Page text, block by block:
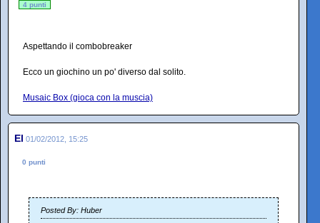
4 punti
Aspettando il combobreaker
Ecco un giochino un po' diverso dal solito.
Musaic Box (gioca con la muscia)
El 01/02/2012, 15:25
0 punti
Posted By: Huber